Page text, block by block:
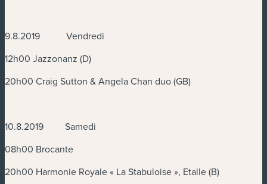
9.8.2019 Vendredi
12h00 Jazzonanz (D)
20h00 Craig Sutton & Angela Chan duo (GB)
10.8.2019 Samedi
08h00 Brocante
20h00 Harmonie Royale « La Stabuloise », Etalle (B)